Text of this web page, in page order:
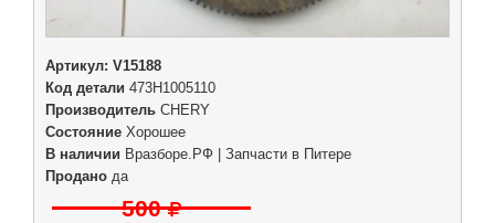
Артикул: V15188
Код детали 473H1005110
Производитель CHERY
Состояние Хорошее
В наличии Вразборе.РФ | Запчасти в Питере
Продано да
500